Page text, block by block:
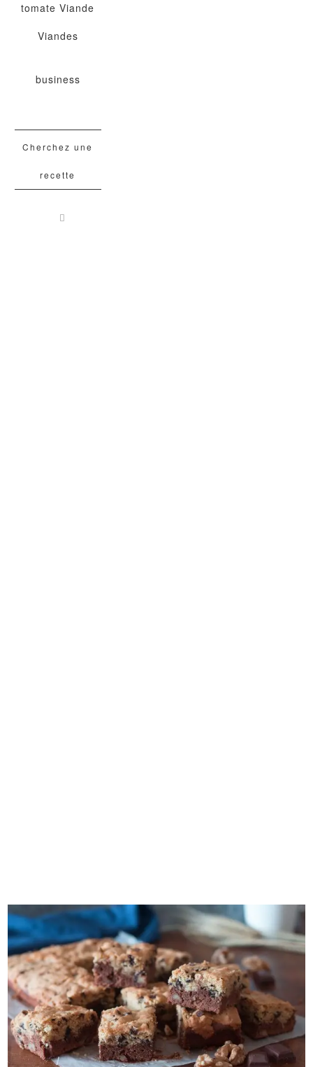
tomate Viande
Viandes
business
Cherchez une
recette